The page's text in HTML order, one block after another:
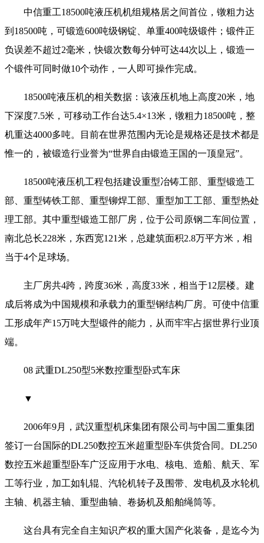
中信重工18500吨液压机机组规格居之间首位，镦粗力达
到18500吨，可锻造600吨级钢锭、单重400吨级锻件；锻件正
负误差不超过2毫米，快锻次数每分钟可达44次以上，锻造一
个锻件可同时做10个动作，一人即可操作完成。
18500吨液压机的相关数据：该液压机地上高度20米，地
下深度7.5米，可移动工作台达5.4×13米，镦粗力18500吨，整
机重达4000多吨。目前在世界范围内无论是规格还是技术都是
惟一的，被锻造行业誉为“世界自由锻造王国的一顶皇冠”。
18500吨液压机工程包括建设重型冶铸工部、重型锻造工
部、重型铸铁工部、重型铆焊工部、重型加工工部、重型热处
理工部。其中重型锻造工部厂房，位于公司原钢二车间位置，
南北总长228米，东西宽121米，总建筑面积2.8万平方米，相
当于4个足球场。
主厂房共4跨，跨度36米，高度33米，相当于12层楼。建
成后将成为中国规模和承载力的重型钢结构厂房。可使中信重
工形成年产15万吨大型锻件的能力，从而牢牢占据世界行业顶
端。
08 武重DL250型5米数控重型卧式车床
▼
2006年9月，武汉重型机床集团有限公司与中国二重集团
签订一台国际的DL250数控五米超重型卧车供货合同。DL250
数控五米超重型卧车广泛应用于水电、核电、造船、航天、军
工等行业，加工如轧辊、汽轮机转子及围带、发电机及水轮机
主轴、机器主轴、重型曲轴、卷扬机及船舶绳筒等。
这台具有完全自主知识产权的重大国产化装备，是迄今为